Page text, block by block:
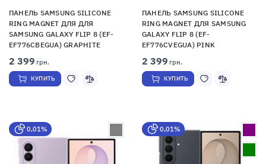
ПАНЕЛЬ SAMSUNG SILICONE
RING MAGNET ДЛЯ ДЛЯ
SAMSUNG GALAXY FLIP 8 (EF-
EF776CBEGUA) GRAPHITE
2 399 грн.
КУПИТЬ
ПАНЕЛЬ SAMSUNG SILICONE
RING MAGNET ДЛЯ SAMSUNG
GALAXY FLIP 8 (EF-
EF776CVEGUA) PINK
2 399 грн.
КУПИТЬ
0,01% 0,01%